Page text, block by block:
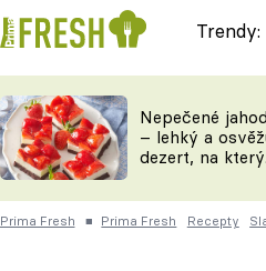
TEĎ VAŘÍ
ČESKO NA
Trendy:
Nepečené
– lehký a
dezert, na který
Prima Fresh ■ Prima Fresh Recepty